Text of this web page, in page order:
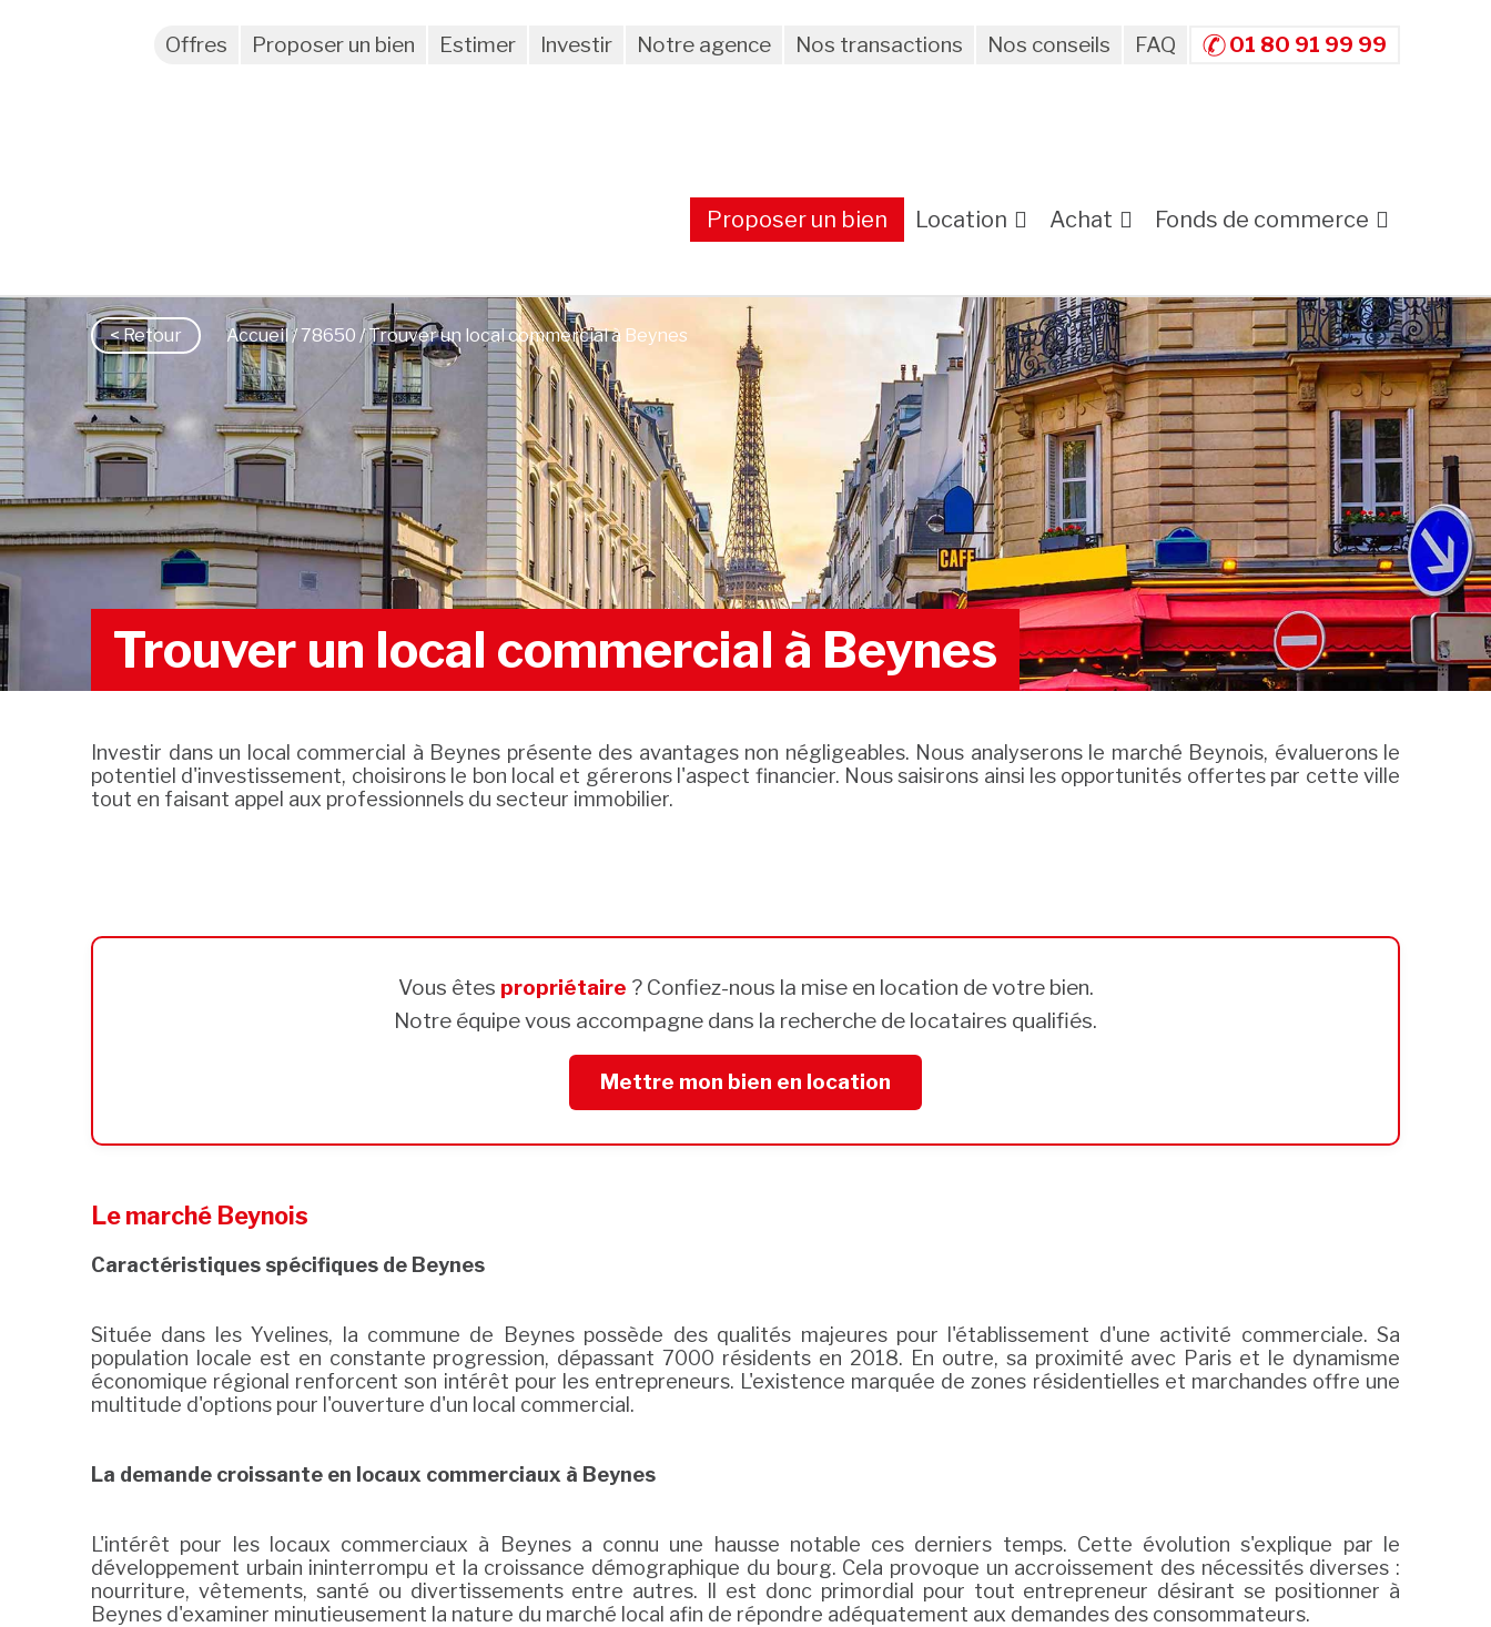
Offres Proposer un bien Estimer Investir Notre agence Nos transactions Nos conseils FAQ 01 80 91 99 99
Proposer un bien Location Achat Fonds de commerce
< Retour Accueil/78650 / Trouver un local commercial à Beynes
Trouver un local commercial à Beynes
Investir dans un local commercial à Beynes présente des avantages non négligeables. Nous analyserons le marché Beynois, évaluerons le
potentiel d'investissement, choisirons le bon local et gérerons l'aspect financier. Nous saisirons ainsi les opportunités offertes par cette ville
tout en faisant appel aux professionnels du secteur immobilier.
Vous êtes propriétaire ? Confiez-nous la mise en location de votre bien.
Notre équipe vous accompagne dans la recherche de locataires qualifiés.
Mettre mon bien en location
Le marché Beynois
Caractéristiques spécifiques de Beynes
Située dans les Yvelines, la commune de Beynes possède des qualités majeures pour l'établissement d'une activité commerciale. Sa
population locale est en constante progression, dépassant 7000 résidents en 2018. En outre, sa proximité avec Paris et le dynamisme
économique régional renforcent son intérêt pour les entrepreneurs. L'existence marquée de zones résidentielles et marchandes offre une
multitude d'options pour l'ouverture d'un local commercial.
La demande croissante en locaux commerciaux à Beynes
L'intérêt pour les locaux commerciaux à Beynes a connu une hausse notable ces derniers temps. Cette évolution s'explique par le
développement urbain ininterrompu et la croissance démographique du bourg. Cela provoque un accroissement des nécessités diverses :
nourriture, vêtements, santé ou divertissements entre autres. Il est donc primordial pour tout entrepreneur désirant se positionner à
Beynes d'examiner minutieusement la nature du marché local afin de répondre adéquatement aux demandes des consommateurs.